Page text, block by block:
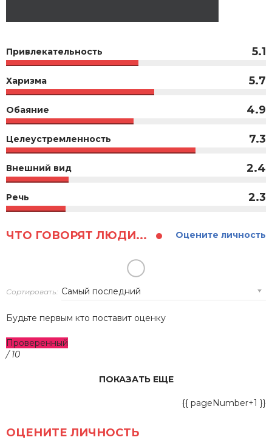
Привлекательность 5.1
Харизма 5.7
Обаяние 4.9
Целеустремленность 7.3
Внешний вид 2.4
Речь 2.3
ЧТО ГОВОРЯТ ЛЮДИ... Оцените личность
Сортировать:
Будьте первым кто поставит оценку
Проверенный
/ 10
ПОКАЗАТЬ ЕЩЕ
{{ pageNumber+1 }}
ОЦЕНИТЕ ЛИЧНОСТЬ